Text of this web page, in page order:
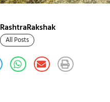
RashtraRakshak
All Posts